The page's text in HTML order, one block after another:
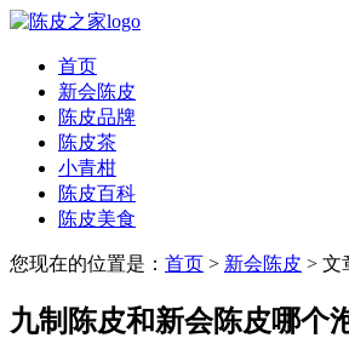
首页
新会陈皮
陈皮品牌
陈皮茶
小青柑
陈皮百科
陈皮美食
您现在的位置是： 首页 > 新会陈皮 > 文
九制陈皮和新会陈皮哪个